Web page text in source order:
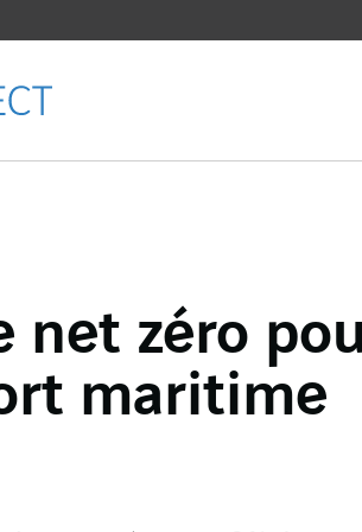
net zéro
maritime